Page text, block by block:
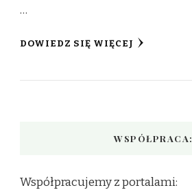
…
DOWIEDZ SIĘ WIĘCEJ
WSPÓŁPRACA:
Współpracujemy z portalami: